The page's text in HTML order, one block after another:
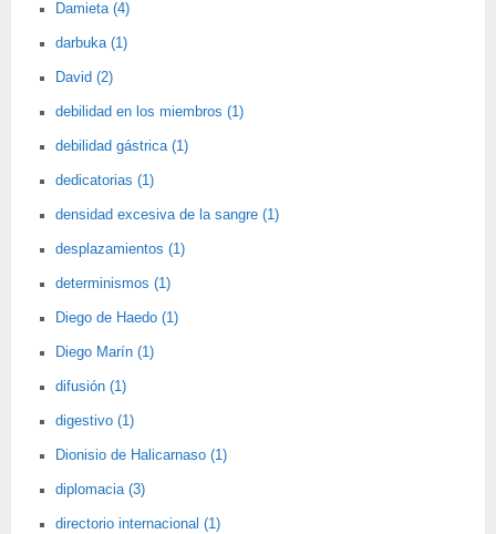
Damieta (4)
darbuka (1)
David (2)
debilidad en los miembros (1)
debilidad gástrica (1)
dedicatorias (1)
densidad excesiva de la sangre (1)
desplazamientos (1)
determinismos (1)
Diego de Haedo (1)
Diego Marín (1)
difusión (1)
digestivo (1)
Dionisio de Halicarnaso (1)
diplomacia (3)
directorio internacional (1)